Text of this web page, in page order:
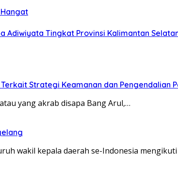
Adiwiyata Tingkat Provinsi Kalimantan
Strategi Keamanan dan Pengendalian
yang akrab disapa Bang Arul,…
wakil kepala daerah se-Indonesia